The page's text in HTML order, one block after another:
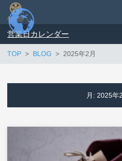
営業日カレンダー
TOP BLOG 2025年2月
月: 2025年